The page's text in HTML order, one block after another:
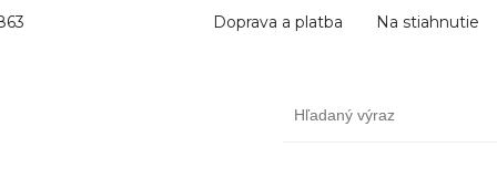
Doprava a platba Na stiahnutie